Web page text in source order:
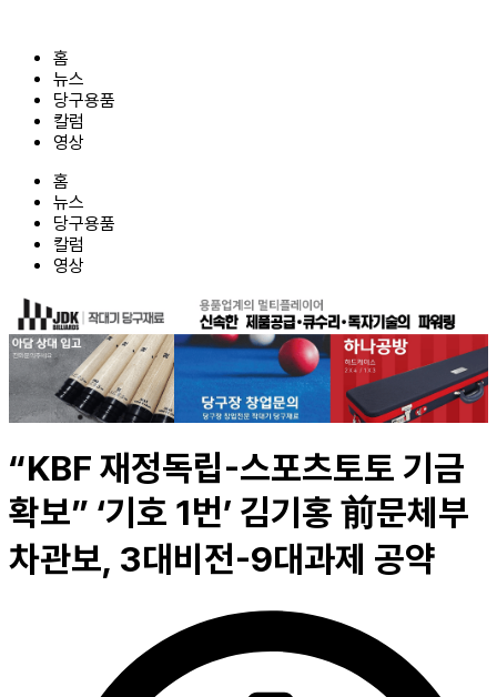
홈
뉴스
당구용품
칼럼
영상
홈
뉴스
당구용품
칼럼
영상
“KBF 재정독립-스포츠토토 기금
확보” ‘기호 1번’ 김기홍 前문체부
차관보, 3대비전-9대과제 공약